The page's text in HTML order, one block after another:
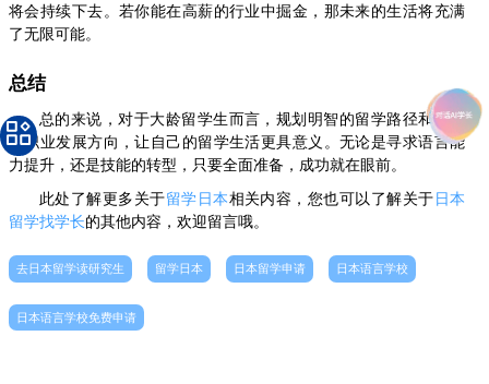
将会持续下去。若你能在高薪的行业中掘金，那未来的生活将充满
了无限可能。
总结
总的来说，对于大龄留学生而言，规划明智的留学路径和合理
的职业发展方向，让自己的留学生活更具意义。无论是寻求语言能
力提升，还是技能的转型，只要全面准备，成功就在眼前。
此处了解更多关于留学日本相关内容，您也可以了解关于 日本
留学找学长的其他内容，欢迎留言哦。
去日本留学读研究生 留学日本 日本留学申请 日本语言学校
日本语言学校免费申请